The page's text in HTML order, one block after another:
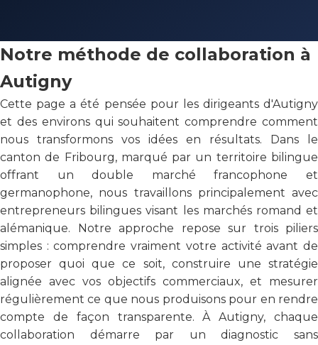
Notre méthode de collaboration à
Autigny
Cette page a été pensée pour les dirigeants d'Autigny
et des environs qui souhaitent comprendre comment
nous transformons vos idées en résultats. Dans le
canton de Fribourg, marqué par un territoire bilingue
offrant un double marché francophone et
germanophone, nous travaillons principalement avec
entrepreneurs bilingues visant les marchés romand et
alémanique. Notre approche repose sur trois piliers
simples : comprendre vraiment votre activité avant de
proposer quoi que ce soit, construire une stratégie
alignée avec vos objectifs commerciaux, et mesurer
régulièrement ce que nous produisons pour en rendre
compte de façon transparente. À Autigny, chaque
collaboration démarre par un diagnostic sans